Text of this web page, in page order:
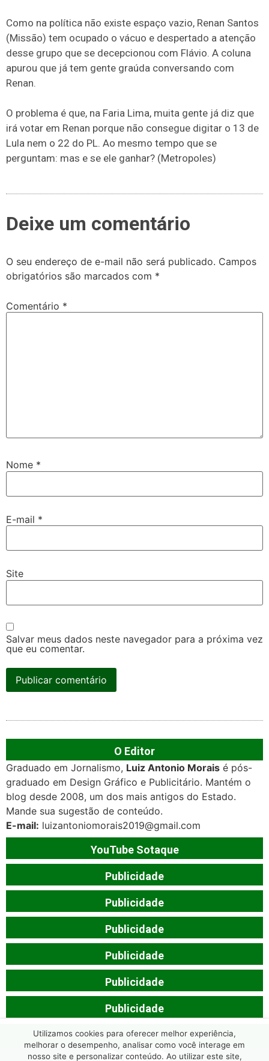
Como na política não existe espaço vazio, Renan Santos
(Missão) tem ocupado o vácuo e despertado a atenção
desse grupo que se decepcionou com Flávio. A coluna
apurou que já tem gente graúda conversando com
Renan.
O problema é que, na Faria Lima, muita gente já diz que
irá votar em Renan porque não consegue digitar o 13 de
Lula nem o 22 do PL. Ao mesmo tempo que se
perguntam: mas e se ele ganhar? (Metropoles)
Deixe um comentário
O seu endereço de e-mail não será publicado. Campos
obrigatórios são marcados com *
Comentário *
Nome *
E-mail *
Site
Salvar meus dados neste navegador para a próxima vez
que eu comentar.
O Editor
Graduado em Jornalismo, Luiz Antonio Morais é pós-
graduado em Design Gráfico e Publicitário. Mantém o
blog desde 2008, um dos mais antigos do Estado.
Mande sua sugestão de conteúdo.
E-mail: luizantoniomorais2019@gmail.com
YouTube Sotaque
Publicidade
Publicidade
Publicidade
Publicidade
Publicidade
Publicidade
Utilizamos cookies para oferecer melhor experiência,
melhorar o desempenho, analisar como você interage em
nosso site e personalizar conteúdo. Ao utilizar este site,